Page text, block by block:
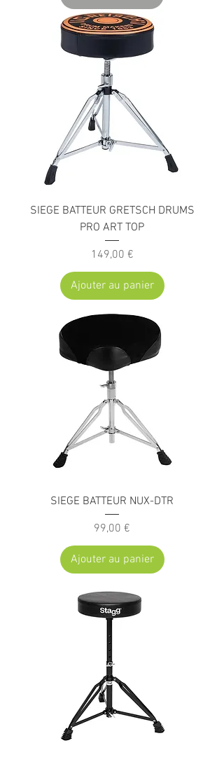
SIEGE BATTEUR GRETSCH DRUMS
PRO ART TOP
Prix
149,00 €
Ajouter au panier
SIEGE BATTEUR NUX-DTR
Prix
99,00 €
Ajouter au panier